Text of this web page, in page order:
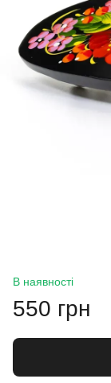
В наявності
550 грн